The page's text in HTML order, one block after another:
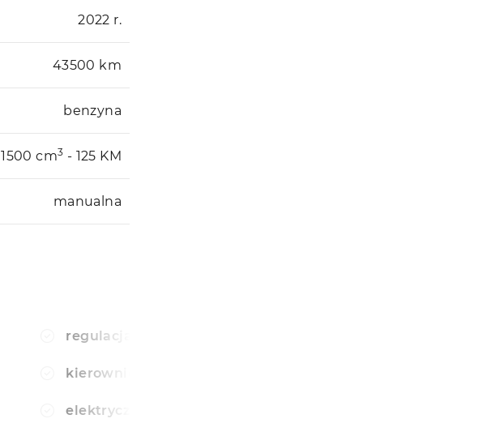
2022 r.
43500 km
benzyna
1500 cm3 - 125 KM
manualna
regulacja wysokosci fotela
kierownica wielofunkcyjna
elektryczne szyby tylne